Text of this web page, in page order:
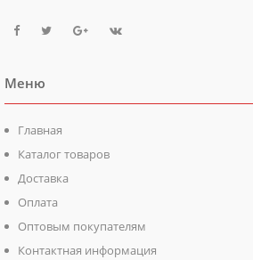
Меню
Главная
Каталог товаров
Доставка
Оплата
Оптовым покупателям
Контактная информация